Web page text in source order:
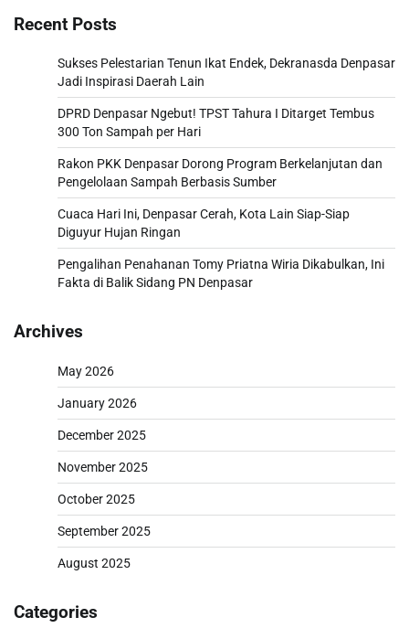
Recent Posts
Sukses Pelestarian Tenun Ikat Endek, Dekranasda Denpasar
Jadi Inspirasi Daerah Lain
DPRD Denpasar Ngebut! TPST Tahura I Ditarget Tembus
300 Ton Sampah per Hari
Rakon PKK Denpasar Dorong Program Berkelanjutan dan
Pengelolaan Sampah Berbasis Sumber
Cuaca Hari Ini, Denpasar Cerah, Kota Lain Siap-Siap
Diguyur Hujan Ringan
Pengalihan Penahanan Tomy Priatna Wiria Dikabulkan, Ini
Fakta di Balik Sidang PN Denpasar
Archives
May 2026
January 2026
December 2025
November 2025
October 2025
September 2025
August 2025
Categories